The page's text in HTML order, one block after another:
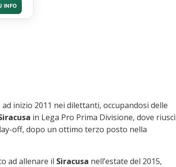
INFO
inizio 2011 nei dilettanti, occupandosi delle
in Lega Pro Prima Divisione, dove riuscì
off, dopo un ottimo terzo posto nella
ad allenare il Siracusa nell’estate del 2015,